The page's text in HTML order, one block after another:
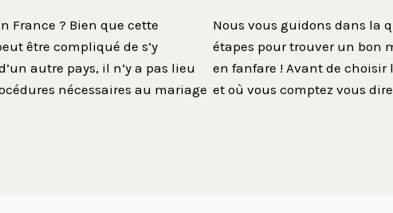
France ? Bien que cette
être compliqué de s’y
autre pays, il n’y a pas lieu
nécessaires au mariage
Nous vous guidons dans la
étapes pour trouver un bon
en fanfare ! Avant de
et où vous comptez vous